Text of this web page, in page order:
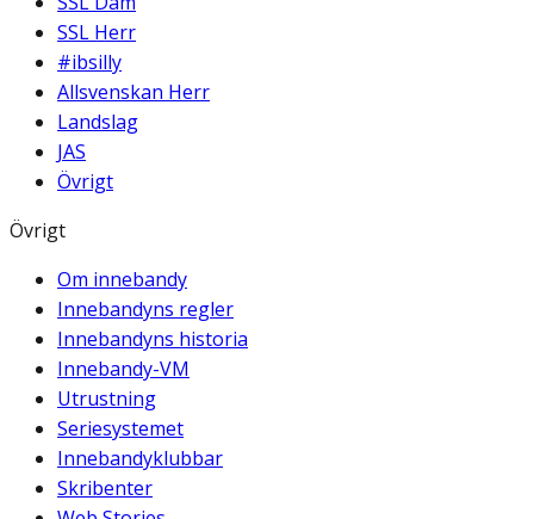
SSL Herr
#ibsilly
Allsvenskan Herr
Landslag
JAS
Övrigt
Övrigt
Om innebandy
Innebandyns regler
Innebandyns historia
Innebandy-VM
Utrustning
Seriesystemet
Innebandyklubbar
Skribenter